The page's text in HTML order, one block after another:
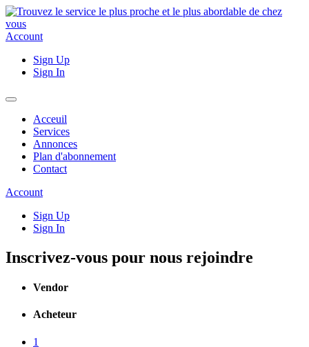
Account
Sign Up
Sign In
Acceuil
Services
Annonces
Plan d'abonnement
Contact
Account
Sign Up
Sign In
Inscrivez-vous pour nous rejoindre
Vendor
Acheteur
1